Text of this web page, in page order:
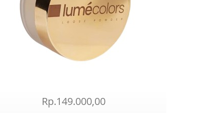
Rp.149.000,00